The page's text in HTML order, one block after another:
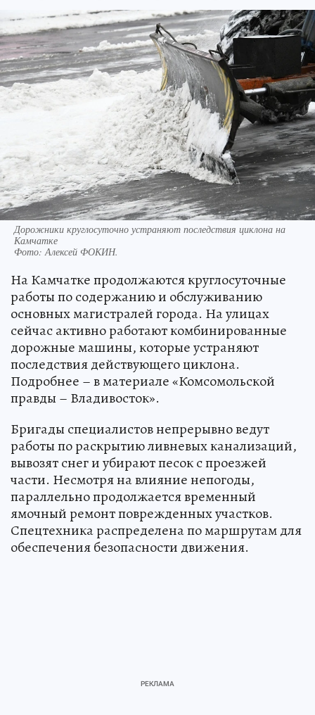
Дорожники круглосуточно устраняют последствия циклона на
Камчатке
Фото: Алексей ФОКИН.
На Камчатке продолжаются круглосуточные
работы по содержанию и обслуживанию
основных магистралей города. На улицах
сейчас активно работают комбинированные
дорожные машины, которые устраняют
последствия действующего циклона.
Подробнее – в материале «Комсомольской
правды – Владивосток».
Бригады специалистов непрерывно ведут
работы по раскрытию ливневых канализаций,
вывозят снег и убирают песок с проезжей
части. Несмотря на влияние непогоды,
параллельно продолжается временный
ямочный ремонт поврежденных участков.
Спецтехника распределена по маршрутам для
обеспечения безопасности движения.